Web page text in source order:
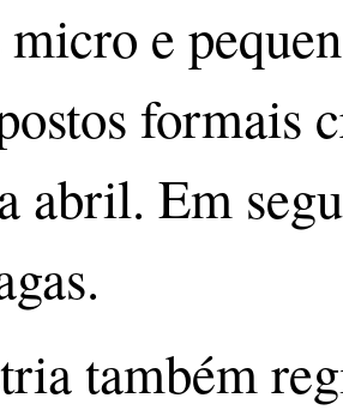
e
formais
abril. Em
também